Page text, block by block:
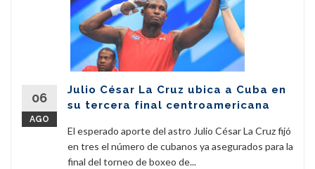
06
AGO
Julio César La Cruz ubica a Cuba en
su tercera final centroamericana
El esperado aporte del astro Julio César La Cruz fijó
en tres el número de cubanos ya asegurados para la
final del torneo de boxeo de...